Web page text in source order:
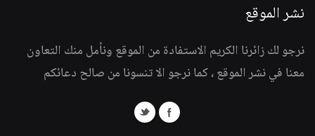
نشر الموقع
نرجو لك زائرنا الكريم الاستفادة من الموقع ونأمل منك التعاون
معنا في نشر الموقع ، كما نرجو الا تنسونا من صالح دعائكم